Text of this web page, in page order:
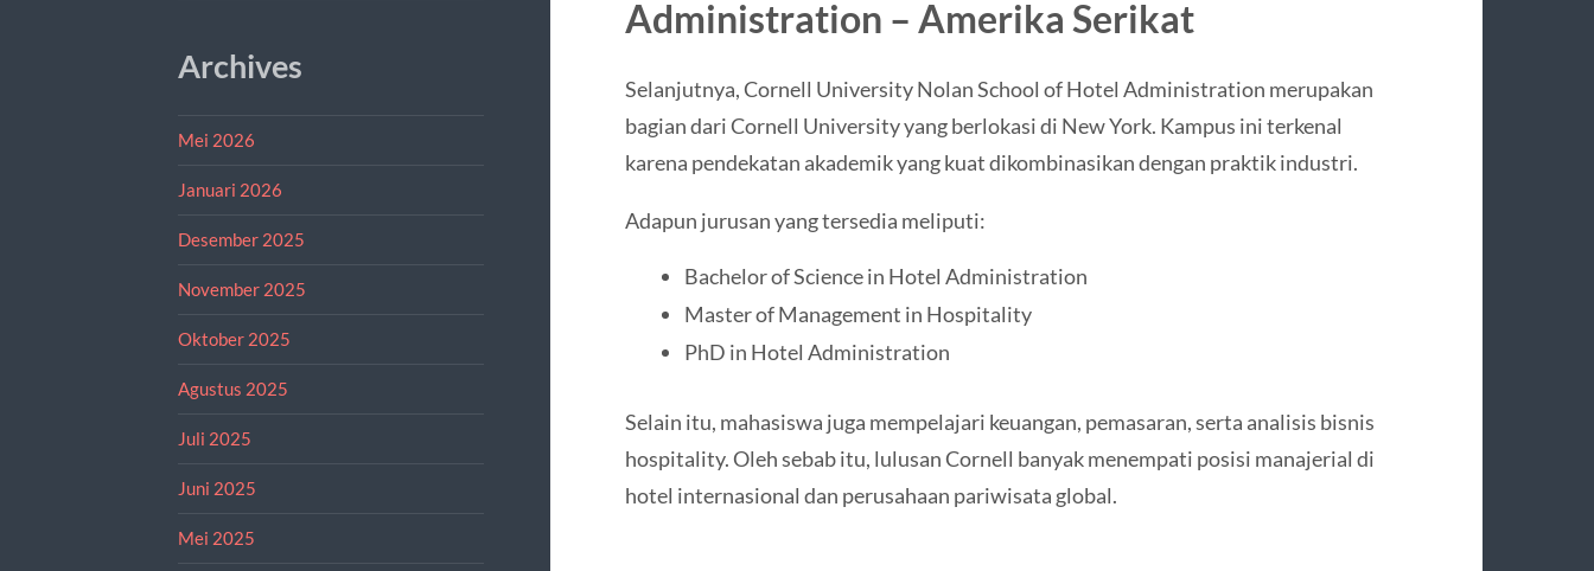
Archives
Mei 2026
Januari 2026
Desember 2025
November 2025
Oktober 2025
Agustus 2025
Juli 2025
Juni 2025
Mei 2025
Administration – Amerika Serikat
Selanjutnya,Cornell University Nolan School of Hotel Administration merupakan
bagian dari Cornell University yang berlokasi di New York. Kampus ini terkenal
karena pendekatan akademik yang kuat dikombinasikan dengan praktik industri.
Adapun jurusan yang tersedia meliputi:
Bachelor of Science in Hotel Administration
Master of Management in Hospitality
PhD in Hotel Administration
Selain itu, mahasiswa juga mempelajari keuangan, pemasaran, serta analisis bisnis
hospitality. Oleh sebab itu, lulusan Cornell banyak menempati posisi manajerial di
hotel internasional dan perusahaan pariwisata global.